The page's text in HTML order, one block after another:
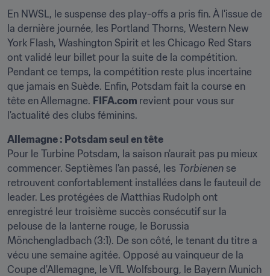
En NWSL, le suspense des play-offs a pris fin. À l'issue de
la dernière journée, les Portland Thorns, Western New
York Flash, Washington Spirit et les Chicago Red Stars
ont validé leur billet pour la suite de la compétition.
Pendant ce temps, la compétition reste plus incertaine
que jamais en Suède. Enfin, Potsdam fait la course en
tête en Allemagne. FIFA.com revient pour vous sur
l'actualité des clubs féminins.
Allemagne : Potsdam seul en tête
Pour le Turbine Potsdam, la saison n'aurait pas pu mieux
commencer. Septièmes l'an passé, les Torbienen se
retrouvent confortablement installées dans le fauteuil de
leader. Les protégées de Matthias Rudolph ont
enregistré leur troisième succès consécutif sur la
pelouse de la lanterne rouge, le Borussia
Mönchengladbach (3:1). De son côté, le tenant du titre a
vécu une semaine agitée. Opposé au vainqueur de la
Coupe d'Allemagne, le VfL Wolfsbourg, le Bayern Munich